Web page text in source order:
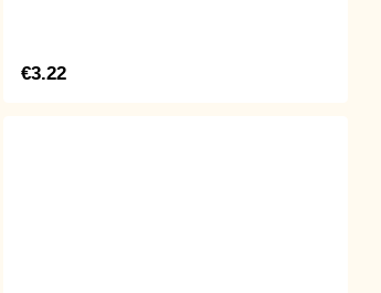
€3.22